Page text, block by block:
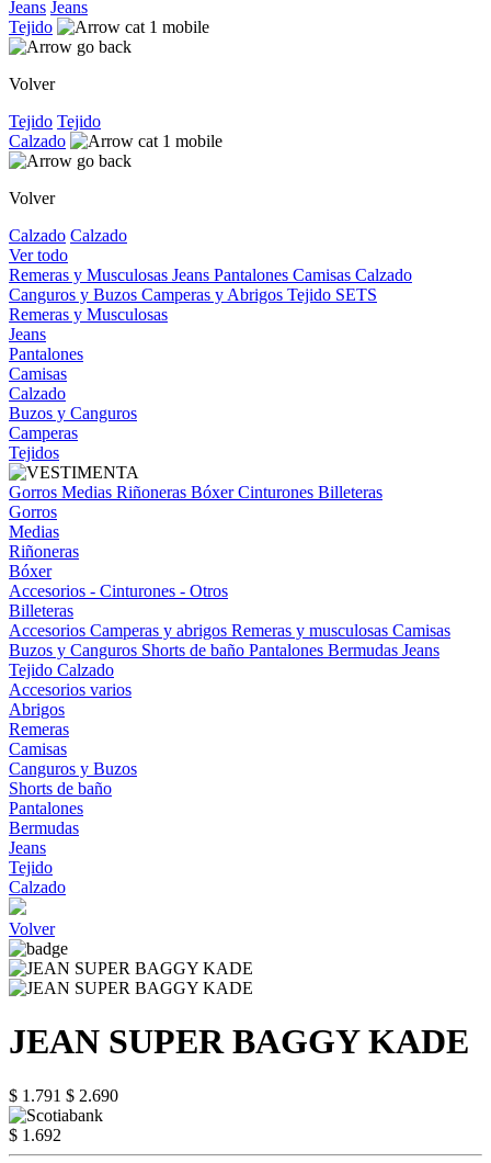
Jeans Jeans
Tejido
Volver
Tejido Tejido
Calzado
Volver
Calzado Calzado
Ver todo
Remeras y Musculosas Jeans Pantalones Camisas Calzado
Canguros y Buzos Camperas y Abrigos Tejido SETS
Remeras y Musculosas
Jeans
Pantalones
Camisas
Calzado
Buzos y Canguros
Camperas
Tejidos
Gorros Medias Riñoneras BóxerCinturones Billeteras
Gorros
Medias
Riñoneras
Bóxer
Accesorios - Cinturones - Otros
Billeteras
Accesorios Camperas y abrigos Remeras y musculosas Camisas
Buzos y Canguros Shorts de baño Pantalones Bermudas Jeans
Tejido Calzado
Accesorios varios
Abrigos
Remeras
Camisas
Canguros y Buzos
Shorts de baño
Pantalones
Bermudas
Jeans
Tejido
Calzado
Volver
JEAN SUPER BAGGY KADE
$ 1.791 $ 2.690
$ 1.692